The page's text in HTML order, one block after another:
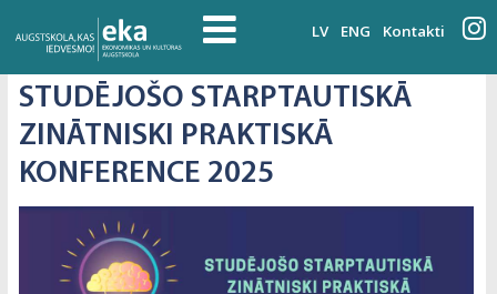
LV ENG Kontakti
STUDĒJOŠO STARPTAUTISKĀ
ZINĀTNISKI PRAKTISKĀ
KONFERENCE 2025